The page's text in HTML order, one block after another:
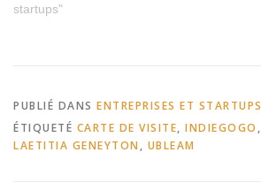
startups"
PUBLIÉ DANS ENTREPRISES ET STARTUPS
ÉTIQUETÉ CARTE DE VISITE, INDIEGOGO ,
LAETITIA GENEYTON , UBLEAM